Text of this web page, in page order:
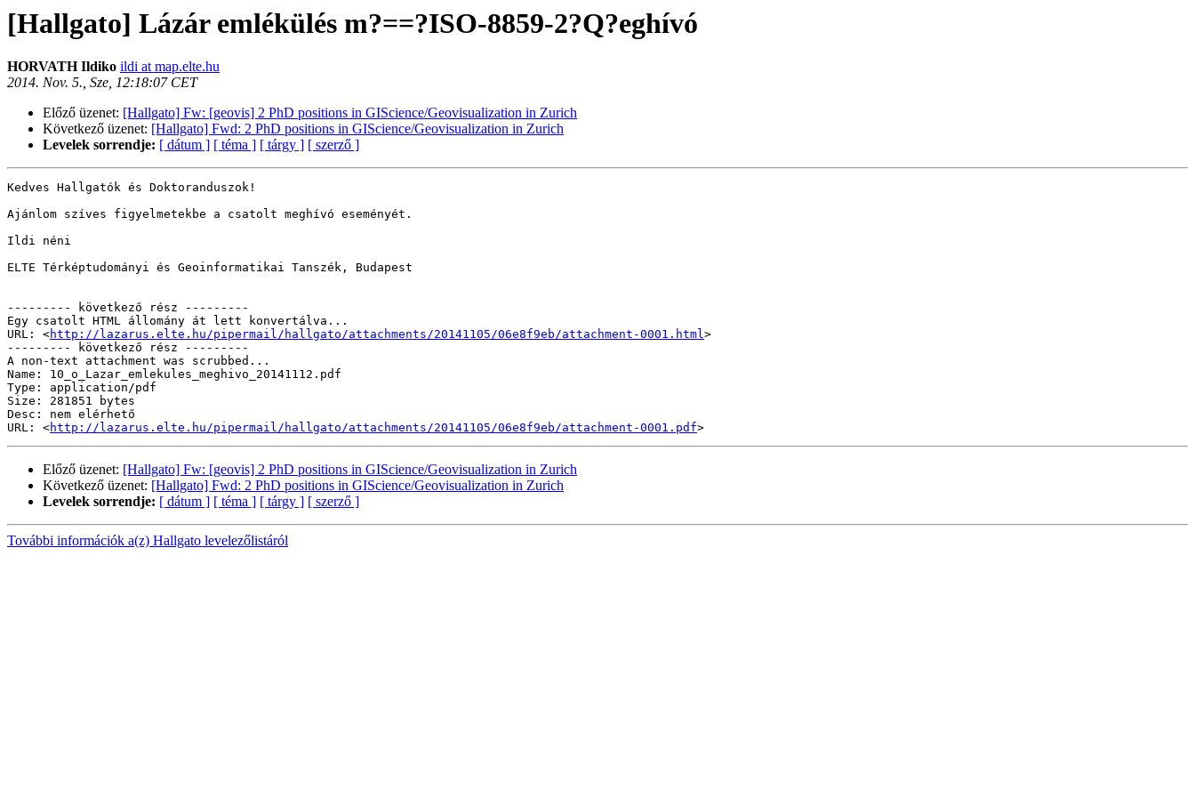
[Hallgato] Lázár emlékülés m?==?ISO-8859-2?Q?eghívó
HORVATH Ildiko ildi at map.elte.hu
2014. Nov. 5., Sze, 12:18:07 CET
Előző üzenet: [Hallgato] Fw: [geovis] 2 PhD positions in GIScience/Geovisualization in Zurich
Következő üzenet: [Hallgato] Fwd: 2 PhD positions in GIScience/Geovisualization in Zurich
Levelek sorrendje: [ dátum ] [ téma ] [ tárgy ] [ szerző ]
Kedves Hallgatók és Doktoranduszok!
Ajánlom szíves figyelmetekbe a csatolt meghívó eseményét.
Ildi néni
ELTE Térképtudományi és Geoinformatikai Tanszék, Budapest
--------- következő rész ---------
Egy csatolt HTML állomány át lett konvertálva...
URL: <http://lazarus.elte.hu/pipermail/hallgato/attachments/20141105/06e8f9eb/attachment-0001.html>
--------- következő rész ---------
A non-text attachment was scrubbed...
Name: 10_o_Lazar_emlekules_meghivo_20141112.pdf
Type: application/pdf
Size: 281851 bytes
Desc: nem elérhető
URL: <http://lazarus.elte.hu/pipermail/hallgato/attachments/20141105/06e8f9eb/attachment-0001.pdf
Előző üzenet: [Hallgato] Fw: [geovis] 2 PhD positions in GIScience/Geovisualization in Zurich
Következő üzenet: [Hallgato] Fwd: 2 PhD positions in GIScience/Geovisualization in Zurich
Levelek sorrendje: [ dátum ] [ téma ] [ tárgy ] [ szerző ]
További információk a(z) Hallgato levelezőlistáról